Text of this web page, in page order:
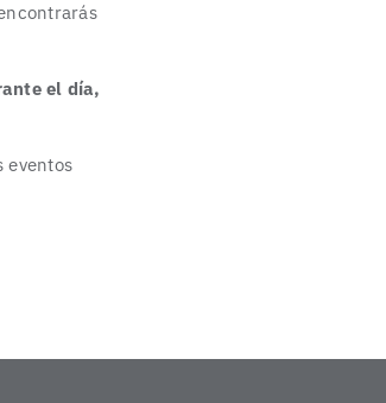
el día,
eventos